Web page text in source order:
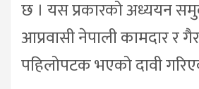
छ । यस प्रकारको अध्ययन
आप्रवासी नेपाली कामदार र
पहिलोपटक भएको दावी